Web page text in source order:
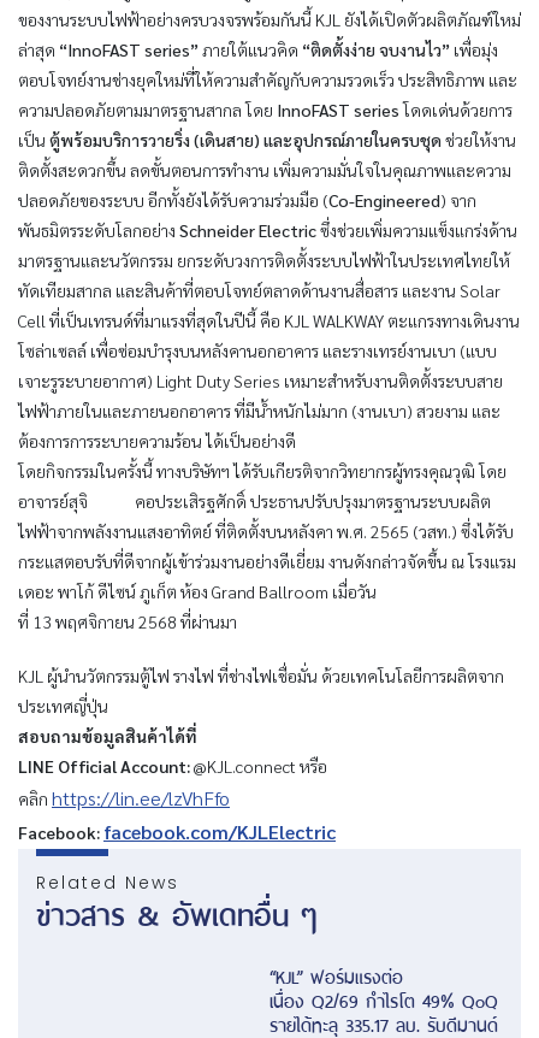
ของงานระบบไฟฟ้าอย่างครบวงจรพร้อมกันนี้ KJL ยังได้เปิดตัวผลิตภัณฑ์ใหม่
ล่าสุด “InnoFAST series”ภายใต้แนวคิด “ติดตั้งง่าย จบงานไว” เพื่อมุ่ง
ตอบโจทย์งานช่างยุคใหม่ที่ให้ความสำคัญกับความรวดเร็ว ประสิทธิภาพ และ
ความปลอดภัยตามมาตรฐานสากล โดย InnoFAST seriesโดดเด่นด้วยการ
เป็น ตู้พร้อมบริการวายริ่ง (เดินสาย) และอุปกรณ์ภายในครบชุด ช่วยให้งาน
ติดตั้งสะดวกขึ้น ลดขั้นตอนการทำงาน เพิ่มความมั่นใจในคุณภาพและความ
ปลอดภัยของระบบ อีกทั้งยังได้รับความร่วมมือ (Co-Engineered) จาก
พันธมิตรระดับโลกอย่าง Schneider Electricซึ่งช่วยเพิ่มความแข็งแกร่งด้าน
มาตรฐานและนวัตกรรม ยกระดับวงการติดตั้งระบบไฟฟ้าในประเทศไทยให้
ทัดเทียมสากล และสินค้าที่ตอบโจทย์ตลาดด้านงานสื่อสาร และงาน Solar
Cell ที่เป็นเทรนด์ที่มาแรงที่สุดในปีนี้ คือ KJL WALKWAY ตะแกรงทางเดินงาน
โซล่าเซลล์ เพื่อซ่อมบำรุงบนหลังคานอกอาคาร และรางเทรย์งานเบา (แบบ
เจาะรูระบายอากาศ) Light Duty Series เหมาะสำหรับงานติดตั้งระบบสาย
ไฟฟ้าภายในและภายนอกอาคาร ที่มีน้ำหนักไม่มาก (งานเบา) สวยงาม และ
ต้องการการระบายความร้อน ได้เป็นอย่างดี
โดยกิจกรรมในครั้งนี้ ทางบริษัทฯ ได้รับเกียรติจากวิทยากรผู้ทรงคุณวุฒิ โดย
อาจารย์สุจิ คอประเสิรฐศักดิ์ ประธานปรับปรุงมาตรฐานระบบผลิต
ไฟฟ้าจากพลังงานแสงอาทิตย์ ที่ติดตั้งบนหลังคา พ.ศ. 2565 (วสท.) ซึ่งได้รับ
กระแสตอบรับที่ดีจากผู้เข้าร่วมงานอย่างดีเยี่ยม งานดังกล่าวจัดขึ้น ณ โรงแรม
เดอะ พาโก้ ดีไซน์ ภูเก็ต ห้อง Grand Ballroom เมื่อวัน
ที่ 13 พฤศจิกายน 2568 ที่ผ่านมา
KJL ผู้นำนวัตกรรมตู้ไฟ รางไฟ ที่ช่างไฟเชื่อมั่น ด้วยเทคโนโลยีการผลิตจาก
ประเทศญี่ปุ่น
สอบถามข้อมูลสินค้าได้ที่
LINE Official Account:@KJL.connect หรือ
คลิก https://lin.ee/lzVhFfo
Facebook: facebook.com/KJLElectric
Related News
ข่าวสาร & อัพเดทอื่น ๆ
“KJL” ฟอร์มแรงต่อ
เนื่อง Q2/69 กำไรโต 49% QoQ
รายได้ทะลุ 335.17 ลบ. รับดีมานด์